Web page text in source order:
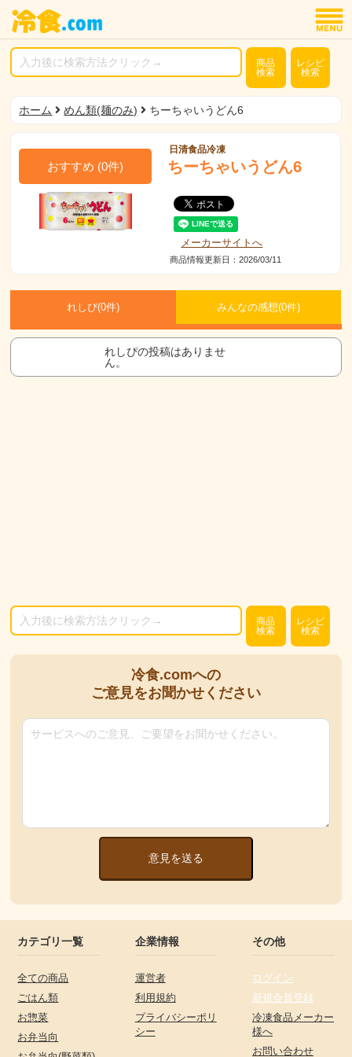
商品
検索
レシピ
検索
ホーム めん類(麺のみ) ちーちゃいうどん6
おすすめ (0件)
日清食品冷凍
ちーちゃいうどん6
メーカーサイトへ
商品情報更新日：2026/03/11
れしぴ(0件) みんなの感想(0件)
れしぴの投稿はありませ
ん。
商品
検索
レシピ
検索
冷食.comへの
ご意見をお聞かせください
意見を送る
カテゴリ一覧
全ての商品
ごはん類
お惣菜
お弁当向
企業情報
運営者
利用規約
プライバシーポリ
シー
その他
ログイン
新規会員登録
冷凍食品メーカー
様へ
お問い合わせ